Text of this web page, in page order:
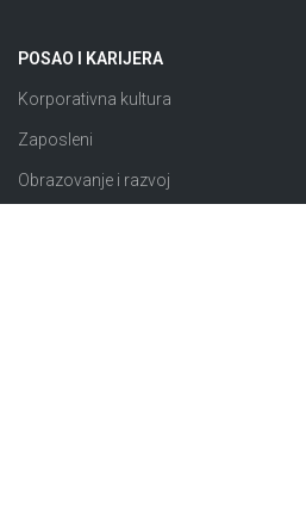
POSAO I KARIJERA
Korporativna kultura
Zaposleni
Obrazovanje i razvoj